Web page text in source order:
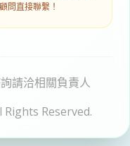
問直接聯繫！
請洽相關負責人
Rights Reserved.